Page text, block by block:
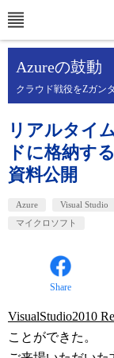
Azureの鼓動
クラウド戦役をZガン
リアルタイ
ドに格納す
資料公開
Azure Visual Studio
マイクロソフト
Share
VisualStudio2010
ことができた。